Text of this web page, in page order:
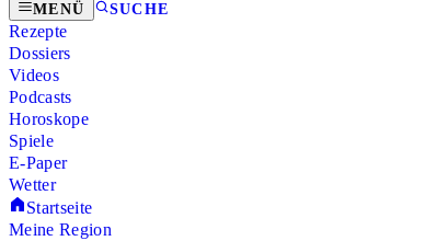
MENÜ SUCHE
Rezepte
Dossiers
Videos
Podcasts
Horoskope
Spiele
E-Paper
Wetter
Startseite
Meine Region